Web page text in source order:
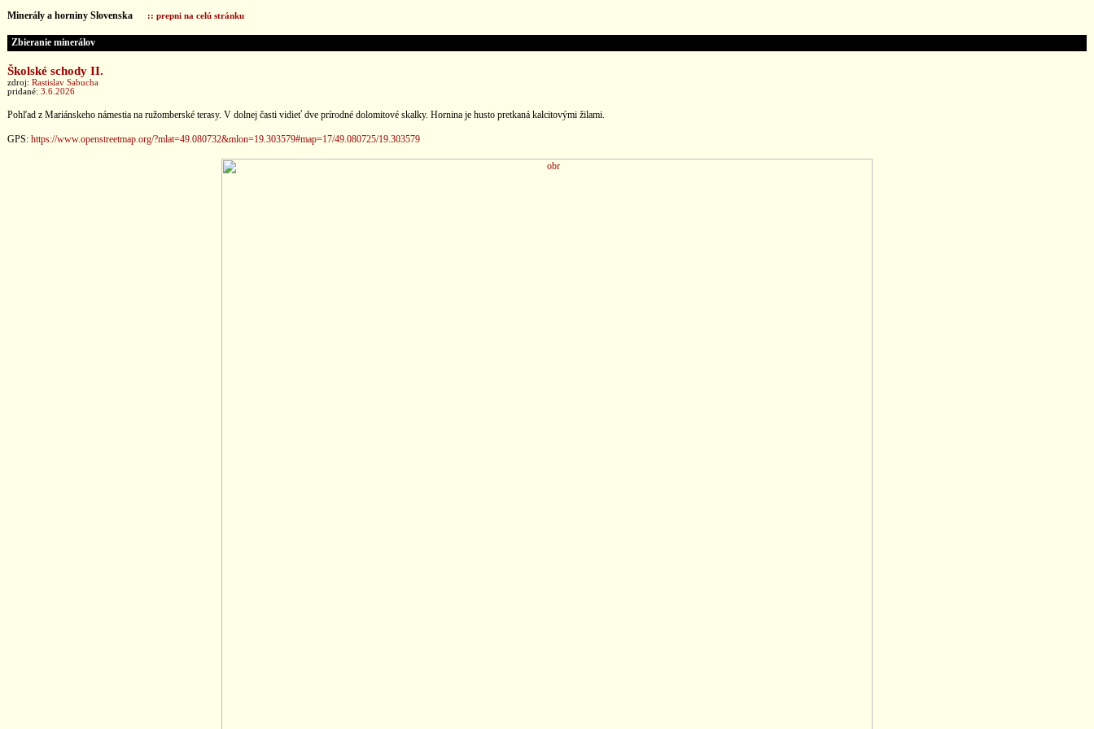
Minerály a horniny Slovenska :: prepni na celú stránku
Zbieranie minerálov
Školské schody II.
zdroj: Rastislav Sabucha
pridané: 3.6.2026
Pohľad z Mariánskeho námestia na ružomberské terasy. V dolnej časti vidieť dve prírodné dolomitové skalky. Hornina je husto pretkaná kalcitovými žilami.
GPS: https://www.openstreetmap.org/?mlat=49.080732&mlon=19.303579#map=17/49.080725/19.303579